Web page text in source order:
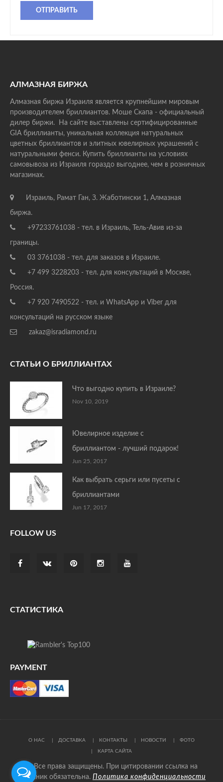
ОТПРАВИТЬ
АЛМАЗНАЯ БИРЖА
Алмазная биржа Израиля является крупнейшим мировым
производителем бриллиантов. Моше Скапа - официальный
дилер биржи. На сайте выставлены сертифицированные
GIA бриллианты, уникальная коллекция натуральных
цветных бриллиантов и элитных ювелирных украшений с
натуральными фенси. Купить бриллианты на условиях
самовывоза из Израиля гораздо выгоднее, чем в розничных
магазинах.
Израиль, Рамат Ган, З. Жаботински 1, Алмазная
биржа.
+97233761038 - тел. в Израиль, Тель-Авив из-за
границы.
03 3761038 - тел. для заказов в Израиле.
+7 499 3228203 - тел. для консультаций в Москве,
Россия.
+7 920 7490522 - тел. и WhatsApp и Viber для
консультаций на русском языке
zakaz@isradiamond.ru
СТАТЬИ О БРИЛЛИАНТАХ
Что выгодно купить в Израиле?
Nov 10, 2019
Ювелирное изделие с
бриллиантом - лучший подарок!
Jun 25, 2017
Как выбрать серьги или пусеты с
бриллиантами
Jun 17, 2017
FOLLOW US
СТАТИСТИКА
PAYMENT
О НАС ДОСТАВКА КОНТАКТЫ НОВОСТИ ФОТО
КАРТА САЙТА
© Все права защищены. При цитировании ссылка на
источник обязательна. Политика конфиденциальности